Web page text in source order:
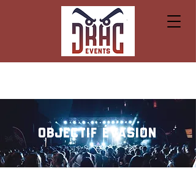
objectif évasion